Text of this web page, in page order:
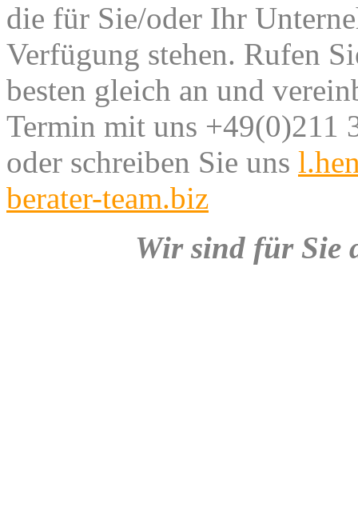
die für Sie/oder Ihr
Verfügung stehen. Rufen
besten gleich an und
Termin mit uns +49(0)211
oder schreiben Sie uns
berater-team.biz
Wir sind für Sie